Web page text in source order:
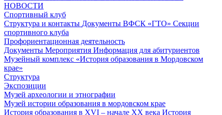
НОВОСТИ
Спортивный клуб
Структура и контакты Документы ВФСК «ГТО» Секции
спортивного клуба
Профориентационная деятельность
Документы Мероприятия Информация для абитуриентов
Музейный комплекс «История образования в Мордовском
крае»
Структура
Экспозиции
Музей археологии и этнографии
Музей истории образования в мордовском крае
История образования в XVI – начале XX века История